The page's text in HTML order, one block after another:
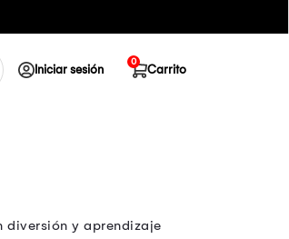
Iniciar sesión Carrito
0
diversión y aprendizaje